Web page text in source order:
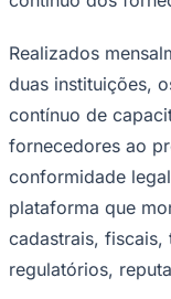
Realizados
duas instituições,
contínuo de
fornecedores ao
conformidade
plataforma que
cadastrais, fiscais,
regulatórios,